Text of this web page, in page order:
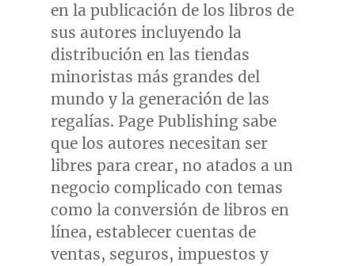
en la publicación de los libros de
sus autores incluyendo la
distribución en las tiendas
minoristas más grandes del
mundo y la generación de las
regalías. Page Publishing sabe
que los autores necesitan ser
libres para crear, no atados a un
negocio complicado con temas
como la conversión de libros en
línea, establecer cuentas de
ventas, seguros, impuestos y